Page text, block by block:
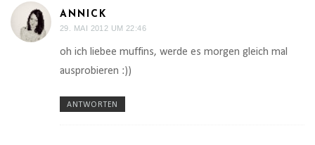
ANNICK
29. MAI 2012 UM 22:46
oh ich liebee muffins, werde es morgen gleich mal
ausprobieren :))
ANTWORTEN